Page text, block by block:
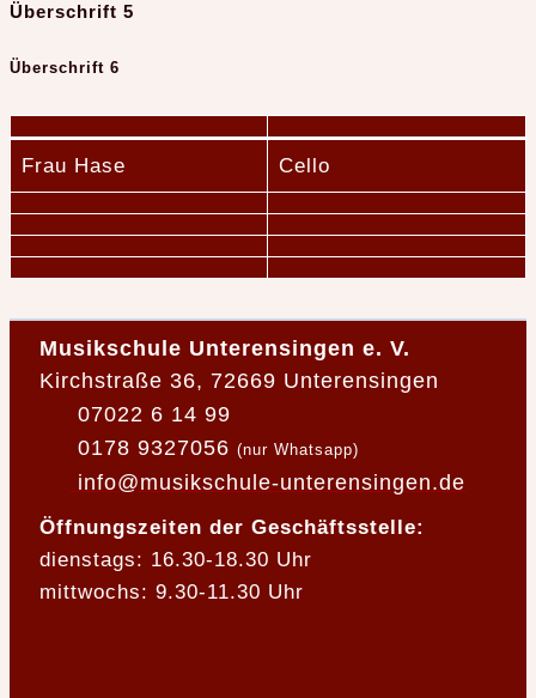
Überschrift 5
Überschrift 6
Frau Hase Cello
Musikschule Unterensingen e. V.
Kirchstraße 36, 72669 Unterensingen
07022 6 14 99
0178 9327056 (nur Whatsapp)
info@musikschule-unterensingen.de
Öffnungszeiten der Geschäftsstelle:
dienstags: 16.30-18.30 Uhr
mittwochs: 9.30-11.30 Uhr